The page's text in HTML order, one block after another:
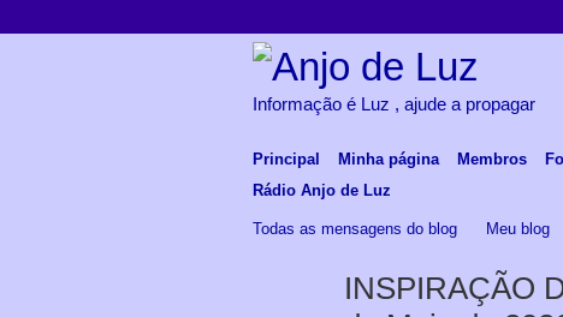
Informação é Luz , ajude a propagar
Principal Minha página Membros
Rádio Anjo de Luz
Todas as mensagens do blog Meu blog
INSPIRAÇÃO